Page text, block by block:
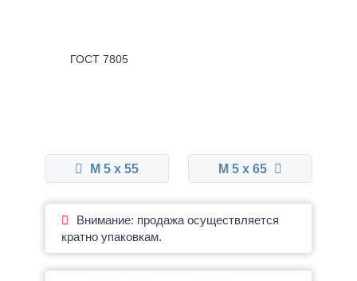
ГОСТ 7805
М 5 x 55 М 5 x 65
Внимание: продажа осуществляется
кратно упаковкам.